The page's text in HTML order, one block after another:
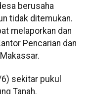
berusaha
tidak ditemukan.
melaporkan dan
Pencarian dan
sekitar pukul
Tanah.